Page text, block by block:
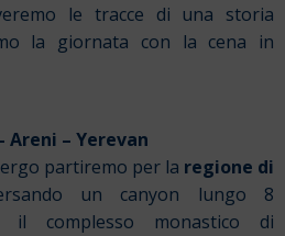
le tracce di una storia
la giornata con la cena in
Areni – Yerevan
partiremo per la regione di
un canyon lungo 8
il complesso monastico di